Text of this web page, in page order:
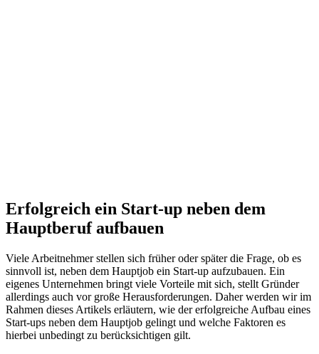
Erfolgreich ein Start-up neben dem
Hauptberuf aufbauen
Viele Arbeitnehmer stellen sich früher oder später die Frage, ob es
sinnvoll ist, neben dem Hauptjob ein Start-up aufzubauen. Ein
eigenes Unternehmen bringt viele Vorteile mit sich, stellt Gründer
allerdings auch vor große Herausforderungen. Daher werden wir im
Rahmen dieses Artikels erläutern, wie der erfolgreiche Aufbau eines
Start-ups neben dem Hauptjob gelingt und welche Faktoren es
hierbei unbedingt zu berücksichtigen gilt.